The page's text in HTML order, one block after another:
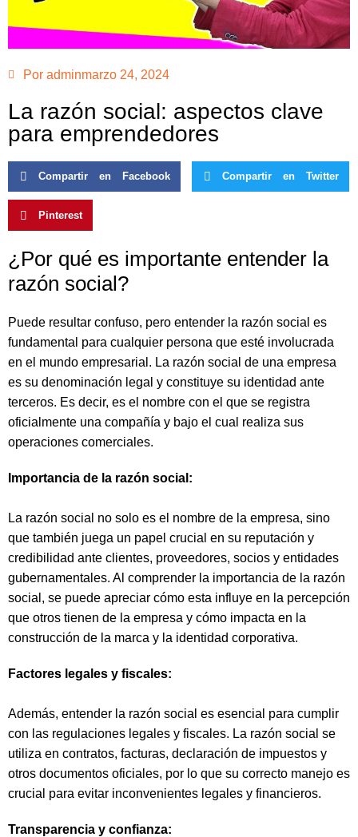
Por adminmarzo 24, 2024
La razón social: aspectos clave
para emprendedores
Compartir en Facebook Compartir en Twitter
Pinterest
¿Por qué es importante entender la
razón social?
Puede resultar confuso, pero entender la razón social es
fundamental para cualquier persona que esté involucrada
en el mundo empresarial. La razón social de una empresa
es su denominación legal y constituye su identidad ante
terceros. Es decir, es el nombre con el que se registra
oficialmente una compañía y bajo el cual realiza sus
operaciones comerciales.
Importancia de la razón social:
La razón social no solo es el nombre de la empresa, sino
que también juega un papel crucial en su reputación y
credibilidad ante clientes, proveedores, socios y entidades
gubernamentales. Al comprender la importancia de la razón
social, se puede apreciar cómo esta influye en la percepción
que otros tienen de la empresa y cómo impacta en la
construcción de la marca y la identidad corporativa.
Factores legales y fiscales:
Además, entender la razón social es esencial para cumplir
con las regulaciones legales y fiscales. La razón social se
utiliza en contratos, facturas, declaración de impuestos y
otros documentos oficiales, por lo que su correcto manejo es
crucial para evitar inconvenientes legales y financieros.
Transparencia y confianza: